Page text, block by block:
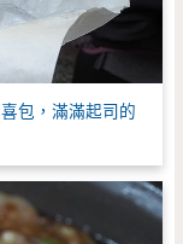
包，滿滿起司的